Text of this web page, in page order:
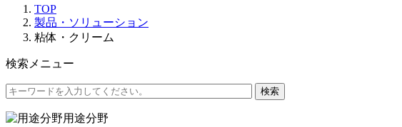
TOP
製品・ソリューション
粘体・クリーム
検索メニュー
用途分野